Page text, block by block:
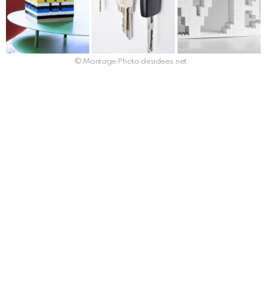
© Montage Photo desidees.net